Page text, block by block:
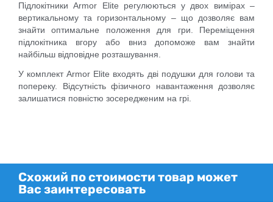
Підлокітники Armor Elite регулюються у двох вимірах –
вертикальному та горизонтальному – що дозволяє вам
знайти оптимальне положення для гри. Переміщення
підлокітника вгору або вниз допоможе вам знайти
найбільш відповідне розташування.
У комплект Armor Elite входять дві подушки для голови та
попереку. Відсутність фізичного навантаження дозволяє
залишатися повністю зосередженим на грі.
Схожий по стоимости товар может
Вас заинтересовать